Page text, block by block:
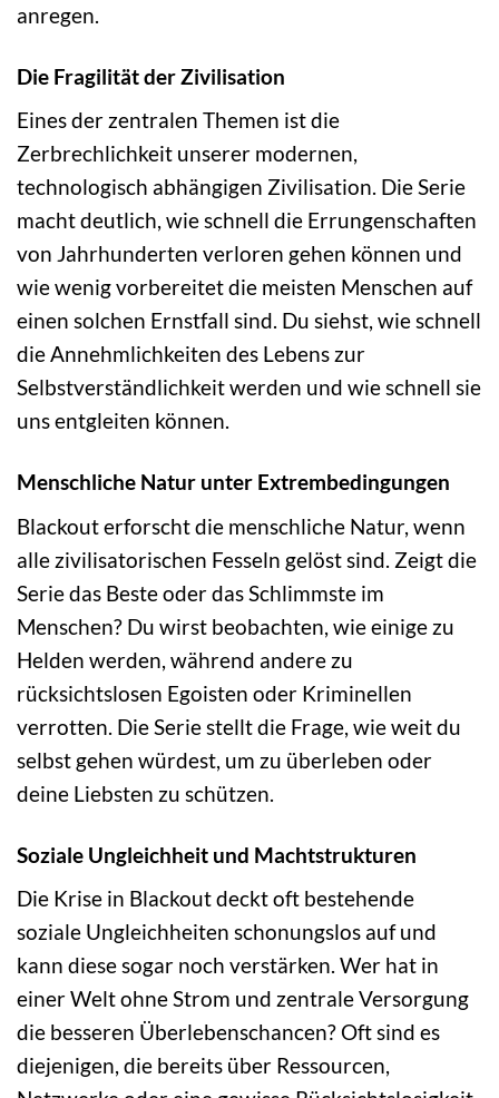
anregen.
Die Fragilität der Zivilisation
Eines der zentralen Themen ist die
Zerbrechlichkeit unserer modernen,
technologisch abhängigen Zivilisation. Die Serie
macht deutlich, wie schnell die Errungenschaften
von Jahrhunderten verloren gehen können und
wie wenig vorbereitet die meisten Menschen auf
einen solchen Ernstfall sind. Du siehst, wie schnell
die Annehmlichkeiten des Lebens zur
Selbstverständlichkeit werden und wie schnell sie
uns entgleiten können.
Menschliche Natur unter Extrembedingungen
Blackout erforscht die menschliche Natur, wenn
alle zivilisatorischen Fesseln gelöst sind. Zeigt die
Serie das Beste oder das Schlimmste im
Menschen? Du wirst beobachten, wie einige zu
Helden werden, während andere zu
rücksichtslosen Egoisten oder Kriminellen
verrotten. Die Serie stellt die Frage, wie weit du
selbst gehen würdest, um zu überleben oder
deine Liebsten zu schützen.
Soziale Ungleichheit und Machtstrukturen
Die Krise in Blackout deckt oft bestehende
soziale Ungleichheiten schonungslos auf und
kann diese sogar noch verstärken. Wer hat in
einer Welt ohne Strom und zentrale Versorgung
die besseren Überlebenschancen? Oft sind es
diejenigen, die bereits über Ressourcen,